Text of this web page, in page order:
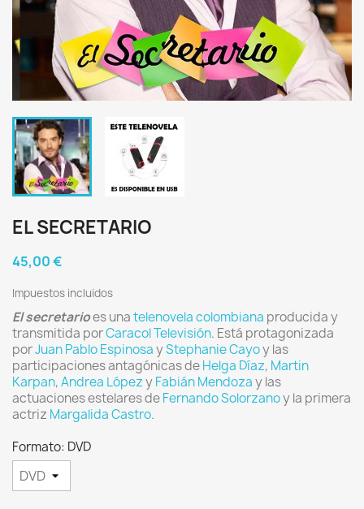
EL SECRETARIO
45,00 €
Impuestos incluidos
El secretarioes unatelenovelacolombiana producida y
transmitida porCaracol Televisión. Está protagonizada
porJuan Pablo EspinosayStephanie Cayoy las
participaciones antagónicas deHelga Díaz, Martin
Karpan,Andrea LópezyFabián Mendozay las
actuaciones estelares deFernando Solorzanoy la primera
actriz Margalida Castro.
Formato: DVD